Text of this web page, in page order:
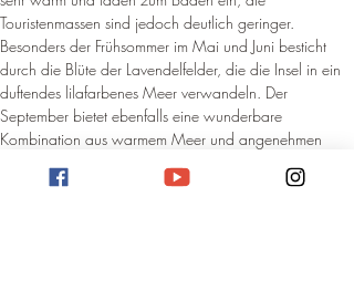
Touristenmassen sind jedoch deutlich geringer.
Besonders der Frühsommer im Mai und Juni besticht
durch die Blüte der Lavendelfelder, die die Insel in ein
duftendes lilafarbenes Meer verwandeln. Der
September bietet ebenfalls eine wunderbare
Kombination aus warmem Meer und angenehmen
Temperaturen, zudem beginnt die Weinerntezeit, was
für Weinliebhaber zusätzliche Reize birgt.